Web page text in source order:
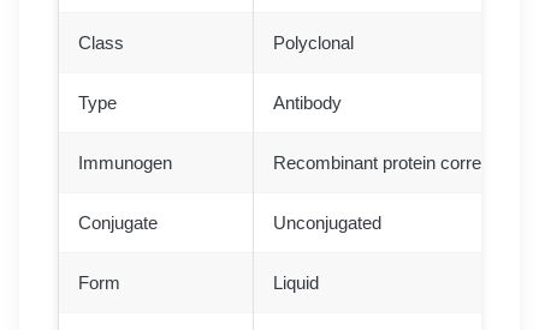
Class Polyclonal
Type Antibody
Immunogen Recombinant protein
Conjugate Unconjugated
Form Liquid